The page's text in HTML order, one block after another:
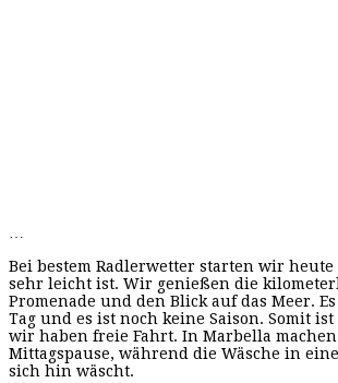
Bei bestem Radlerwetter starten wir
sehr leicht ist. Wir genießen die
Promenade und den Blick auf das Meer.
Tag und es ist noch keine Saison. Somit
wir haben freie Fahrt. In Marbella
Mittagspause, während die Wäsche in
sich hin wäscht.